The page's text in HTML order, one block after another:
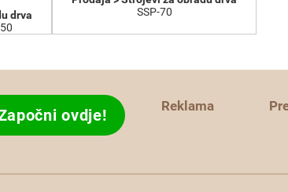
drva
SSP-70
ovdje! Reklama